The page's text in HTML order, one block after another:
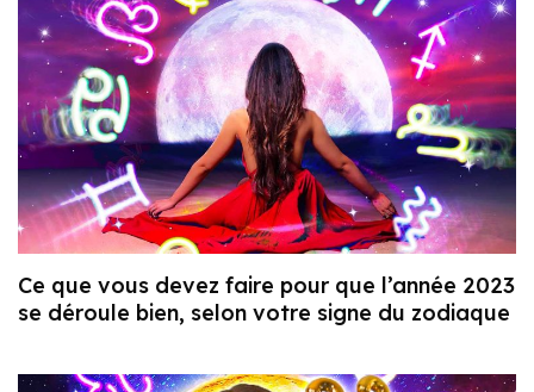
Ce que vous devez faire pour que l’année 2023
se déroule bien, selon votre signe du zodiaque